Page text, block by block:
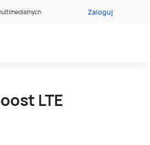
Zaloguj
LTE